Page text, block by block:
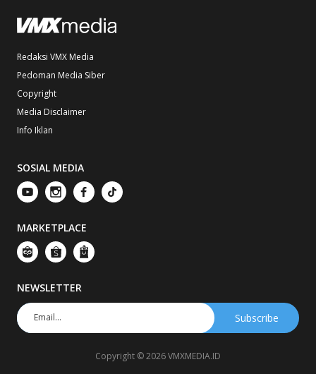
Redaksi VMX Media
Pedoman Media Siber
Copyright
Media Disclaimer
Info Iklan
SOSIAL MEDIA
MARKETPLACE
NEWSLETTER
Copyright © 2026 VMXMEDIA.ID